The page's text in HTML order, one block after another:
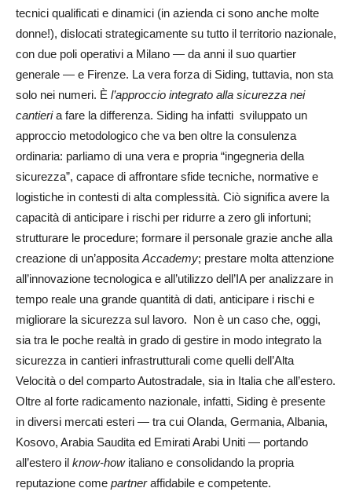
tecnici qualificati e dinamici (in azienda ci sono anche molte
donne!), dislocati strategicamente su tutto il territorio nazionale,
con due poli operativi a Milano — da anni il suo quartier
generale — e Firenze. La vera forza di Siding, tuttavia, non sta
solo nei numeri. È l’approccio integrato alla sicurezza nei
cantieria fare la differenza. Siding ha infatti sviluppato un
approccio metodologico che va ben oltre la consulenza
ordinaria: parliamo di una vera e propria “ingegneria della
sicurezza”, capace di affrontare sfide tecniche, normative e
logistiche in contesti di alta complessità. Ciò significa avere la
capacità di anticipare i rischi per ridurre a zero gli infortuni;
strutturare le procedure; formare il personale grazie anche alla
creazione di un’apposita Accademy; prestare molta attenzione
all’innovazione tecnologica e all’utilizzo dell’IA per analizzare in
tempo reale una grande quantità di dati, anticipare i rischi e
migliorare la sicurezza sul lavoro. Non è un caso che, oggi,
sia tra le poche realtà in grado di gestire in modo integrato la
sicurezza in cantieri infrastrutturali come quelli dell’Alta
Velocità o del comparto Autostradale, sia in Italia che all’estero.
Oltre al forte radicamento nazionale, infatti, Siding è presente
in diversi mercati esteri — tra cui Olanda, Germania, Albania,
Kosovo, Arabia Saudita ed Emirati Arabi Uniti — portando
all’estero il know-howitaliano e consolidando la propria
reputazione come partneraffidabile e competente.